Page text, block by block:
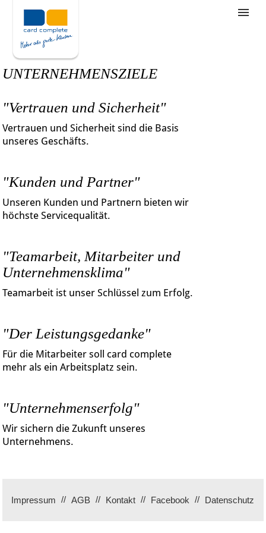
Stellenangebote
Unternehmensziele
Wie bewerbe ich mich
UNTERNEHMENSZIELE
"Vertrauen und Sicherheit"
Vertrauen und Sicherheit sind die Basis
unseres Geschäfts.
"Kunden und Partner"
Unseren Kunden und Partnern bieten wir
höchste Servicequalität.
"Teamarbeit, Mitarbeiter und
Unternehmensklima"
Teamarbeit ist unser Schlüssel zum Erfolg.
"Der Leistungsgedanke"
Für die Mitarbeiter soll card complete
mehr als ein Arbeitsplatz sein.
"Unternehmenserfolg"
Wir sichern die Zukunft unseres
Unternehmens.
Impressum AGB Kontakt Facebook Datenschutz